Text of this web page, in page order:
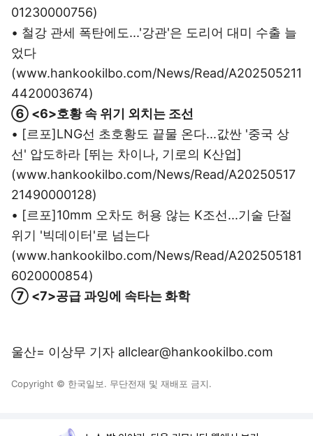
01230000756)
• 철강 관세 폭탄에도...'강관'은 도리어 대미 수출 늘
었다
(www.hankookilbo.com/News/Read/A202505211
4420003674)
⑥ <6>호황 속 위기 외치는 조선
• [르포]LNG선 초호황도 끝물 온다...값싼 '중국 상
선' 압도하라 [뛰는 차이나, 기로의 K산업]
(www.hankookilbo.com/News/Read/A20250517
21490000128)
• [르포]10mm 오차도 허용 않는 K조선...기술 단절
위기 '빅데이터'로 넘는다
(www.hankookilbo.com/News/Read/A202505181
6020000854)
⑦ <7>공급 과잉에 속타는 화학
울산= 이상무 기자 allclear@hankookilbo.com
Copyright © 한국일보. 무단전재 및 재배포 금지.